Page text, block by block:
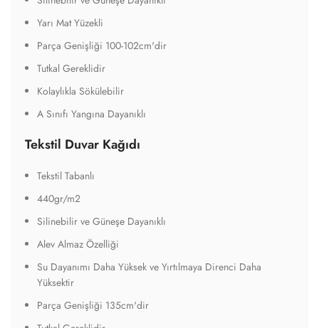
Yarı Mat Yüzekli
Parça Genişliği 100-102cm'dir
Tutkal Gereklidir
Kolaylıkla Sökülebilir
A Sınıfı Yangına Dayanıklı
Tekstil Duvar Kağıdı
Tekstil Tabanlı
440gr/m2
Silinebilir ve Güneşe Dayanıklı
Alev Almaz Özelliği
Su Dayanımı Daha Yüksek ve Yırtılmaya Direnci Daha
Yüksektir
Parça Genişliği 135cm'dir